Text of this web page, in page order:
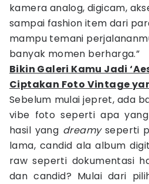
kamera analog, digicam,
sampai fashion item dari
mampu temani
banyak momen berharga.”
Bikin Galeri Kamu Jadi
Ciptakan Foto Vintage
Sebelum mulai jepret, ada
vibe foto seperti apa
hasil yang dreamyseperti
lama, candid ala album
raw seperti dokumentasi
dan candid? Mulai dari